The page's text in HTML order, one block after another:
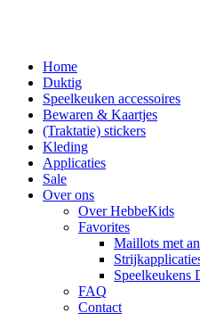
Home
Duktig
Speelkeuken accessoires
Bewaren & Kaartjes
(Traktatie) stickers
Kleding
Applicaties
Sale
Over ons
Over HebbeKids
Favorites
Maillots met
Speelkeukens
FAQ
Contact